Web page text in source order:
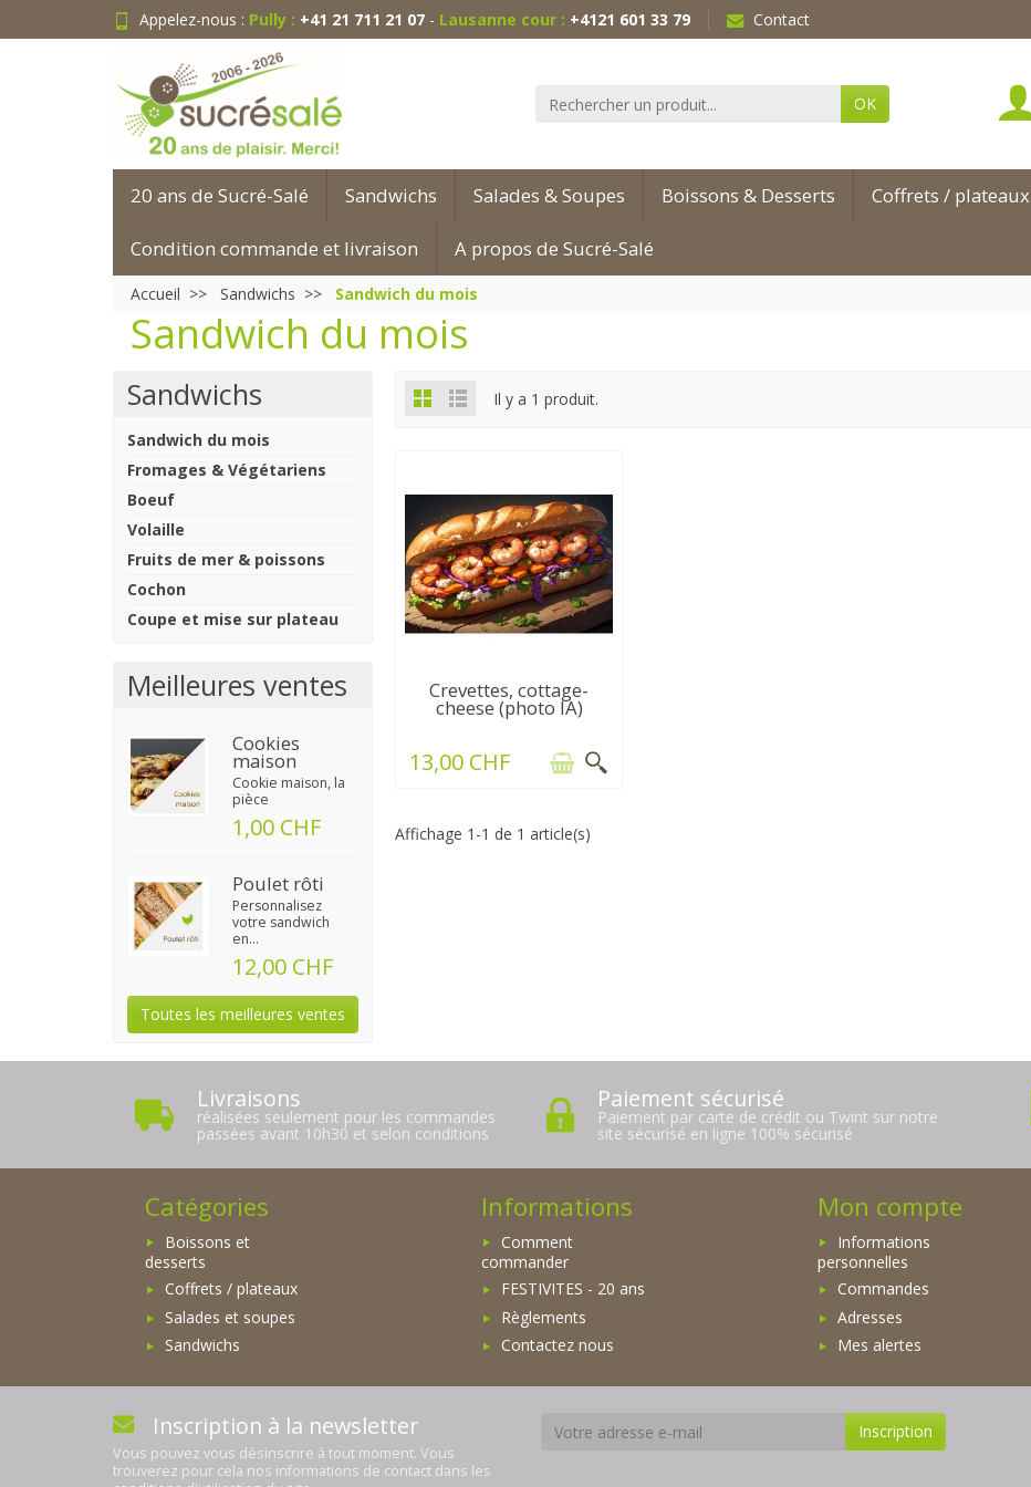
Appelez-nous : Pully : +41 21 711 21 07 - Lausanne cour : +4121 601 33 79 Contact
OK
20 ans de Sucré-Salé Sandwichs Salades & Soupes Boissons & Desserts Coffrets / plateaux
Condition commande et livraison A propos de Sucré-Salé
Accueil Sandwichs Sandwich du mois
Sandwich du mois
Sandwichs
Sandwich du mois
Fromages & Végétariens
Boeuf
Volaille
Fruits de mer & poissons
Cochon
Coupe et mise sur plateau
Meilleures ventes
Cookies
maison
Cookie maison, la
pièce
1,00 CHF
Poulet rôti
Personnalisez
votre sandwich
en...
12,00 CHF
Toutes les meilleures ventes
Il y a 1 produit.
Crevettes, cottage-
cheese (photo IA)
13,00 CHF
Affichage 1-1 de 1 article(s)
Livraisons
réalisées seulement pour les commandes
passées avant 10h30 et selon conditions
Paiement sécurisé
Paiement par carte de crédit ou Twint sur notre
site sécurisé en ligne 100% sécurisé
Catégories
Boissons et
desserts
Coffrets / plateaux
Salades et soupes
Sandwichs
Informations
Comment
commander
FESTIVITES - 20 ans
Règlements
Contactez nous
Mon compte
Informations
personnelles
Commandes
Adresses
Mes alertes
Inscription à la newsletter
Vous pouvez vous désinscrire à tout moment. Vous
trouverez pour cela nos informations de contact dans les